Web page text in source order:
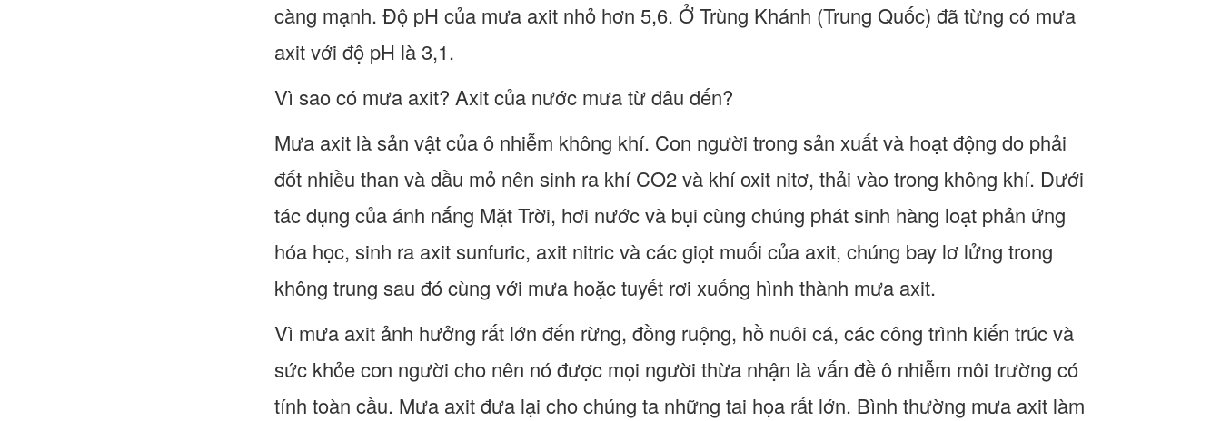
càng mạnh. Độ pH của mưa axit nhỏ hơn 5,6. Ở Trùng Khánh (Trung Quốc) đã từng có mưa
axit với độ pH là 3,1.
Vì sao có mưa axit? Axit của nước mưa từ đâu đến?
Mưa axit là sản vật của ô nhiễm không khí. Con người trong sản xuất và hoạt động do phải
đốt nhiều than và dầu mỏ nên sinh ra khí CO2 và khí oxit nitơ, thải vào trong không khí. Dưới
tác dụng của ánh nắng Mặt Trời, hơi nước và bụi cùng chúng phát sinh hàng loạt phản ứng
hóa học, sinh ra axit sunfuric, axit nitric và các giọt muối của axit, chúng bay lơ lửng trong
không trung sau đó cùng với mưa hoặc tuyết rơi xuống hình thành mưa axit.
Vì mưa axit ảnh hưởng rất lớn đến rừng, đồng ruộng, hồ nuôi cá, các công trình kiến trúc và
sức khỏe con người cho nên nó được mọi người thừa nhận là vấn đề ô nhiễm môi trường có
tính toàn cầu. Mưa axit đưa lại cho chúng ta những tai họa rất lớn. Bình thường mưa axit làm